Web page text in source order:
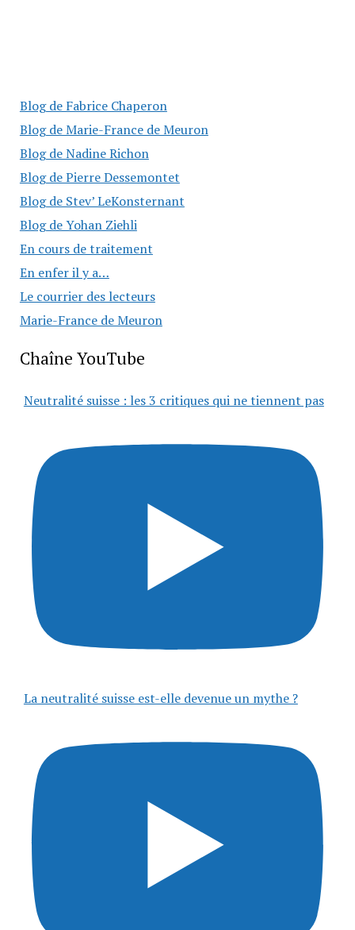
Blog de Fabrice Chaperon
Blog de Marie-France de Meuron
Blog de Nadine Richon
Blog de Pierre Dessemontet
Blog de Stev’ LeKonsternant
Blog de Yohan Ziehli
En cours de traitement
En enfer il y a…
Le courrier des lecteurs
Marie-France de Meuron
Chaîne YouTube
Neutralité suisse : les 3 critiques qui ne tiennent pas
La neutralité suisse est-elle devenue un mythe ?